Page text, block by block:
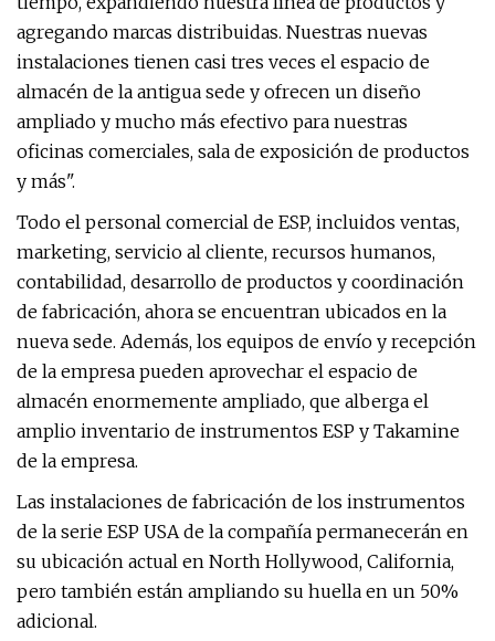
agregando marcas distribuidas. Nuestras nuevas
instalaciones tienen casi tres veces el espacio de
almacén de la antigua sede y ofrecen un diseño
ampliado y mucho más efectivo para nuestras
oficinas comerciales, sala de exposición de productos
y más".
Todo el personal comercial de ESP, incluidos ventas,
marketing, servicio al cliente, recursos humanos,
contabilidad, desarrollo de productos y coordinación
de fabricación, ahora se encuentran ubicados en la
nueva sede. Además, los equipos de envío y recepción
de la empresa pueden aprovechar el espacio de
almacén enormemente ampliado, que alberga el
amplio inventario de instrumentos ESP y Takamine
de la empresa.
Las instalaciones de fabricación de los instrumentos
de la serie ESP USA de la compañía permanecerán en
su ubicación actual en North Hollywood, California,
pero también están ampliando su huella en un 50%
adicional.